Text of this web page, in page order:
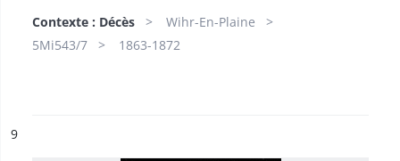
Contexte : Décès
Wihr-En-Plaine
5Mi543/7
1863-1872
n°
9